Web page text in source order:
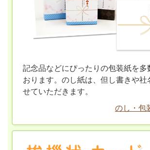
記念品などにぴったりの包装紙を多
おります。のし紙は、但し書きや社
せていただきます。
のし・包